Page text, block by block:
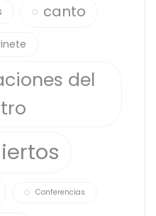
canto
del
Conferencias